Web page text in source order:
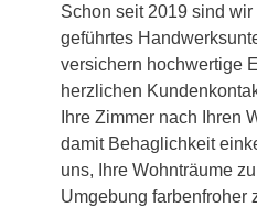
Schon seit 2019 sind
geführtes
versichern hochwertige
herzlichen
Ihre Zimmer nach Ihren
damit Behaglichkeit
uns, Ihre Wohnträume
Umgebung farbenfroher